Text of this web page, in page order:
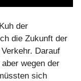
der
die Zukunft der
Darauf
wegen der
sich